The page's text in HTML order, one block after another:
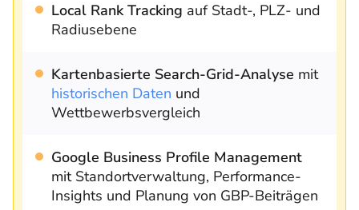
Local Rank Tracking auf Stadt-, PLZ- und
Radiusebene
Kartenbasierte Search-Grid-Analyse mit
historischen Daten und
Wettbewerbsvergleich
Google Business Profile Management
mit Standortverwaltung, Performance-
Insights und Planung von GBP-Beiträgen